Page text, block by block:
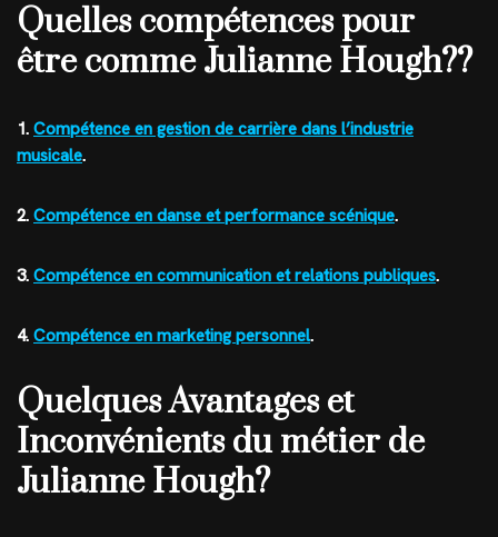
Quelles compétences pour
être comme Julianne Hough??
1. Compétence en gestion de carrière dans l’industrie
musicale.
2. Compétence en danse et performance scénique.
3. Compétence en communication et relations publiques.
4. Compétence en marketing personnel.
Quelques Avantages et
Inconvénients du métier de
Julianne Hough?